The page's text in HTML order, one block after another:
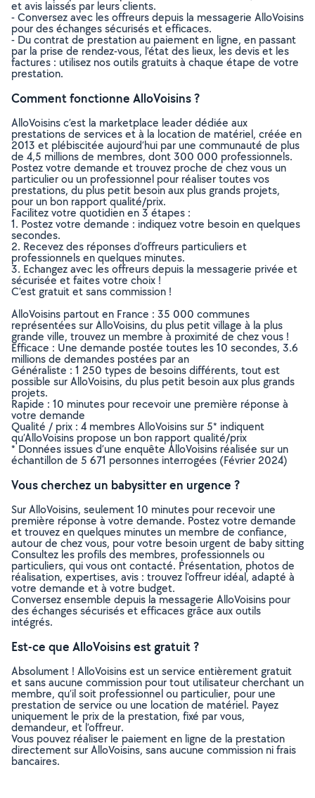
et avis laissés par leurs clients.
- Conversez avec les offreurs depuis la messagerie AlloVoisins
pour des échanges sécurisés et efficaces.
- Du contrat de prestation au paiement en ligne, en passant
par la prise de rendez-vous, l’état des lieux, les devis et les
factures : utilisez nos outils gratuits à chaque étape de votre
prestation.
Comment fonctionne AlloVoisins ?
AlloVoisins c’est la marketplace leader dédiée aux
prestations de services et à la location de matériel, créée en
2013 et plébiscitée aujourd’hui par une communauté de plus
de 4,5 millions de membres, dont 300 000 professionnels.
Postez votre demande et trouvez proche de chez vous un
particulier ou un professionnel pour réaliser toutes vos
prestations, du plus petit besoin aux plus grands projets,
pour un bon rapport qualité/prix.
Facilitez votre quotidien en 3 étapes :
1. Postez votre demande : indiquez votre besoin en quelques
secondes.
2. Recevez des réponses d’offreurs particuliers et
professionnels en quelques minutes.
3. Echangez avec les offreurs depuis la messagerie privée et
sécurisée et faites votre choix !
C’est gratuit et sans commission !
AlloVoisins partout en France : 35 000 communes
représentées sur AlloVoisins, du plus petit village à la plus
grande ville, trouvez un membre à proximité de chez vous !
Efficace : Une demande postée toutes les 10 secondes, 3.6
millions de demandes postées par an
Généraliste : 1 250 types de besoins différents, tout est
possible sur AlloVoisins, du plus petit besoin aux plus grands
projets.
Rapide : 10 minutes pour recevoir une première réponse à
votre demande
Qualité / prix : 4 membres AlloVoisins sur 5* indiquent
qu’AlloVoisins propose un bon rapport qualité/prix
* Données issues d’une enquête AlloVoisins réalisée sur un
échantillon de 5 671 personnes interrogées (Février 2024)
Vous cherchez un babysitter en urgence ?
Sur AlloVoisins, seulement 10 minutes pour recevoir une
première réponse à votre demande. Postez votre demande
et trouvez en quelques minutes un membre de confiance,
autour de chez vous, pour votre besoin urgent de baby sitting
Consultez les profils des membres, professionnels ou
particuliers, qui vous ont contacté. Présentation, photos de
réalisation, expertises, avis : trouvez l'offreur idéal, adapté à
votre demande et à votre budget.
Conversez ensemble depuis la messagerie AlloVoisins pour
des échanges sécurisés et efficaces grâce aux outils
intégrés.
Est-ce que AlloVoisins est gratuit ?
Absolument ! AlloVoisins est un service entièrement gratuit
et sans aucune commission pour tout utilisateur cherchant un
membre, qu’il soit professionnel ou particulier, pour une
prestation de service ou une location de matériel. Payez
uniquement le prix de la prestation, fixé par vous,
demandeur, et l’offreur.
Vous pouvez réaliser le paiement en ligne de la prestation
directement sur AlloVoisins, sans aucune commission ni frais
bancaires.